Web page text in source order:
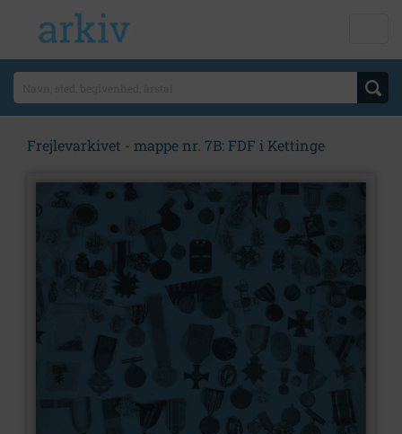
Frejlevarkivet - mappe nr. 7B: FDF i Kettinge